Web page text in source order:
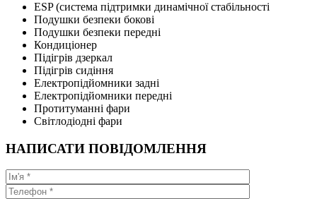
ESP (система підтримки динамічної стабільності
Подушки безпеки бокові
Подушки безпеки передні
Кондиціонер
Підігрів дзеркал
Підігрів сидіння
Електропідйомники задні
Електропідйомники передні
Протитуманні фари
Світлодіодні фари
НАПИСАТИ ПОВІДОМЛЕННЯ